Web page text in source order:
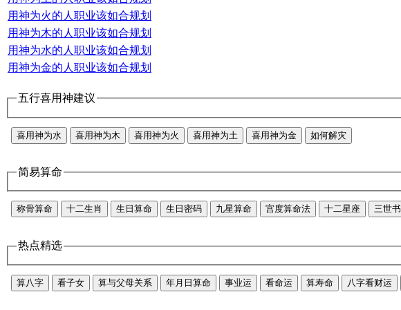
用神为火的人职业该如合规划
用神为木的人职业该如合规划
用神为水的人职业该如合规划
用神为金的人职业该如合规划
五行喜用神建议
喜用神为水 喜用神为木 喜用神为火 喜用神为土 喜用神为金 如何解灾
简易算命
称骨算命 十二生肖 生日算命 生日密码 九星算命 宫度算命法 十二星座 三世书
热点精选
算八字 看子女 算与父母关系 年月日算命 事业运 看命运 算寿命 八字看财运